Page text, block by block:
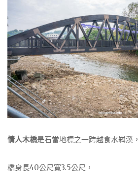
情人木橋是石當地標之一跨越食水嵙溪，
橋身長40公尺寬3.5公尺，